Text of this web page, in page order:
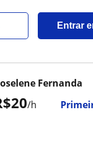
Entrar
/h
Fernanda